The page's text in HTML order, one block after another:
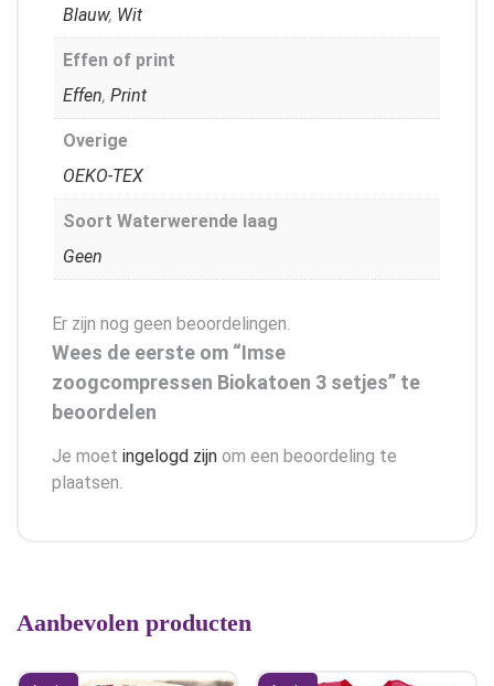
Blauw, Wit
Effen of print
Effen, Print
Overige
OEKO-TEX
Soort Waterwerende laag
Geen
Er zijn nog geen beoordelingen.
Wees de eerste om “Imse
zoogcompressen Biokatoen 3 setjes” te
beoordelen
Je moet ingelogd zijn om een beoordeling te
plaatsen.
Aanbevolen producten